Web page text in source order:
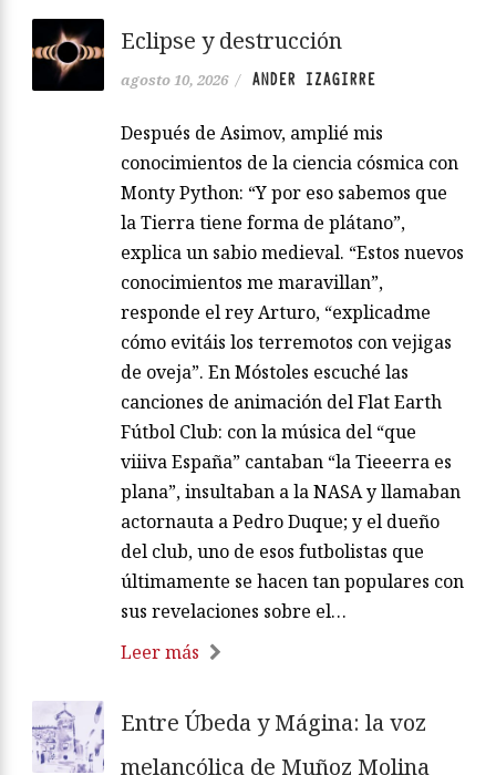
Eclipse y destrucción
agosto 10, 2026 / ANDER IZAGIRRE
Después de Asimov, amplié mis
conocimientos de la ciencia cósmica con
Monty Python: “Y por eso sabemos que
la Tierra tiene forma de plátano”,
explica un sabio medieval. “Estos nuevos
conocimientos me maravillan”,
responde el rey Arturo, “explicadme
cómo evitáis los terremotos con vejigas
de oveja”. En Móstoles escuché las
canciones de animación del Flat Earth
Fútbol Club: con la música del “que
viiiva España” cantaban “la Tieeerra es
plana”, insultaban a la NASA y llamaban
actornauta a Pedro Duque; y el dueño
del club, uno de esos futbolistas que
últimamente se hacen tan populares con
sus revelaciones sobre el…
Leer más
Entre Úbeda y Mágina: la voz
melancólica de Muñoz Molina